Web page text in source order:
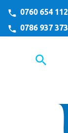
0760 654 112
0786 937 373